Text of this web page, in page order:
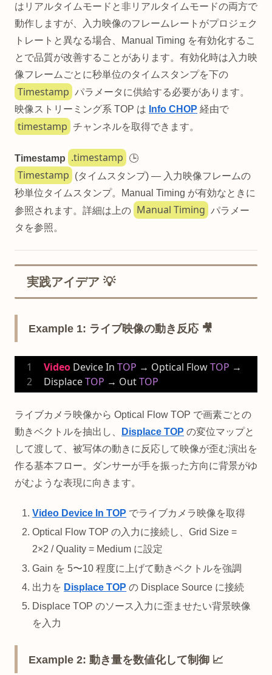
はリアルタイムモードと非リアルタイムモードの両方で
動作しますが、入力映像のフレームレートがプロジェク
トレートと異なる場合、Manual Timing を有効化するこ
とで品質が改善することがあります。有効化時は入力映
像フレームごとに秒単位のタイムスタンプを下の
Timestamp パラメータに供給する必要があります。
映像ストリーミング系 TOP は Info CHOP 経由で
timestamp チャンネルを取得できます。
Timestamp .timestamp 🕒
Timestamp
(タイムスタンプ) — 入力映像フレームの
秒単位タイムスタンプ。Manual Timing が有効なときに
参照されます。詳細は上の Manual Timing パラメー
タを参照。
実践アイデア 💡
Example 1: ライブ映像の動き反応 🎥
Video Device In TOP → Optical Flow TOP →
Displace TOP → Out TOP
ライブカメラ映像から Optical Flow TOP で画素ごとの
動きベクトルを抽出し、
Displace TOP の変位マップと
して渡して、被写体の動きに反応して映像が歪む演出を
作る基本フロー。ダンサーが手を振った方向に背景がゆ
がむような表現に向きます。
Video Device In TOP でライブカメラ映像を取得
Optical Flow TOP の入力に接続し、Grid Size =
2×2 / Quality = Medium に設定
Gain を 5〜10 程度に上げて動きベクトルを強調
出力を Displace TOP の Displace Source に接続
Displace TOP のソース入力に歪ませたい背景映像
を入力
Example 2: 動き量を数値化して制御 📈